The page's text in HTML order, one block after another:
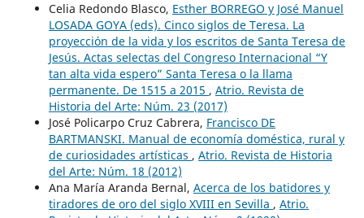
Celia Redondo Blasco, Esther BORREGO y José Manuel
LOSADA GOYA (eds). Cinco siglos de Teresa. La
proyección de la vida y los escritos de Santa Teresa de
Jesús. Actas selectas del Congreso Internacional “Y
tan alta vida espero” Santa Teresa o la llama
permanente. De 1515 a 2015 , Atrio. Revista de
Historia del Arte: Núm. 23 (2017)
José Policarpo Cruz Cabrera, Francisco DE
BARTMANSKI. Manual de economía doméstica, rural y
de curiosidades artísticas , Atrio. Revista de Historia
del Arte: Núm. 18 (2012)
Ana María Aranda Bernal, Acerca de los batidores y
tiradores de oro del siglo XVIII en Sevilla , Atrio.